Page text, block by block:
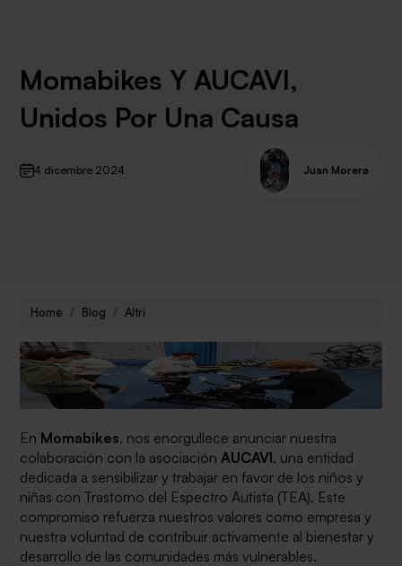
Momabikes Y AUCAVI,
Unidos Por Una Causa
4 dicembre 2024 Juan Morera
Home Blog Altri
En Momabikes, nos enorgullece anunciar nuestra
colaboración con la asociación AUCAVI, una entidad
dedicada a sensibilizar y trabajar en favor de los niños y
niñas con Trastorno del Espectro Autista (TEA). Este
compromiso refuerza nuestros valores como empresa y
nuestra voluntad de contribuir activamente al bienestar y
desarrollo de las comunidades más vulnerables.